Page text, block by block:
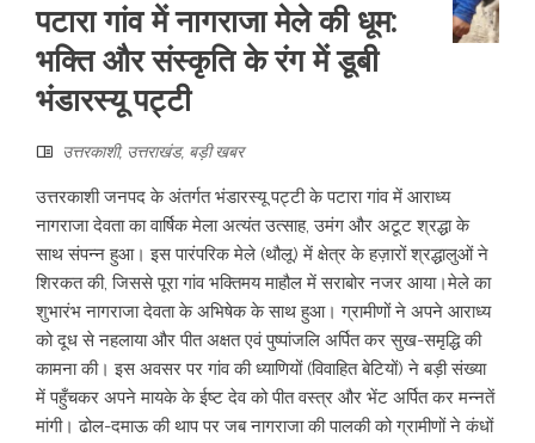
पटारा गांव में नागराजा मेले की धूम:
भक्ति और संस्कृति के रंग में डूबी
भंडारस्यू पट्टी
उत्तरकाशी, उत्तराखंड, बड़ी खबर
उत्तरकाशी जनपद के अंतर्गत भंडारस्यू पट्टी के पटारा गांव में आराध्य
नागराजा देवता का वार्षिक मेला अत्यंत उत्साह, उमंग और अटूट श्रद्धा के
साथ संपन्न हुआ। इस पारंपरिक मेले (थौलू) में क्षेत्र के हज़ारों श्रद्धालुओं ने
शिरकत की, जिससे पूरा गांव भक्तिमय माहौल में सराबोर नजर आया। ​ ​मेले का
शुभारंभ नागराजा देवता के अभिषेक के साथ हुआ। ग्रामीणों ने अपने आराध्य
को दूध से नहलाया और पीत अक्षत एवं पुष्पांजलि अर्पित कर सुख-समृद्धि की
कामना की। इस अवसर पर गांव की ध्याणियों (विवाहित बेटियों) ने बड़ी संख्या
में पहुँचकर अपने मायके के ईष्ट देव को पीत वस्त्र और भेंट अर्पित कर मन्नतें
मांगी। ढोल-दमाऊ की थाप पर जब नागराजा की पालकी को ग्रामीणों ने कंधों